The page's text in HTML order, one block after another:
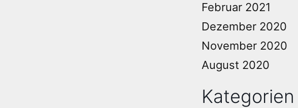
Februar 2021
Dezember 2020
November 2020
August 2020
Kategorien